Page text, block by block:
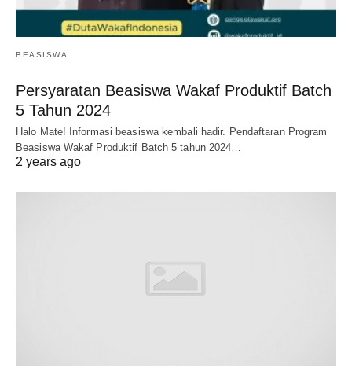
BEASISWA
Persyaratan Beasiswa Wakaf Produktif Batch
5 Tahun 2024
Halo Mate! Informasi beasiswa kembali hadir. Pendaftaran Program
Beasiswa Wakaf Produktif Batch 5 tahun 2024…
2 years ago